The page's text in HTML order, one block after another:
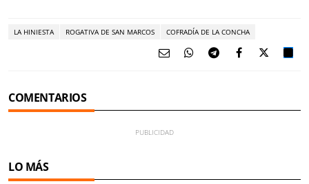
LA HINIESTA ROGATIVA DE SAN MARCOS COFRADÍA DE LA CONCHA
COMENTARIOS
LO MÁS